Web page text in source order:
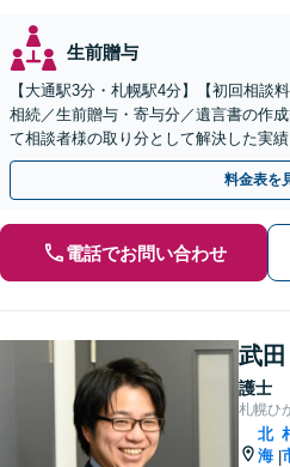
生前贈与
【大通駅3分・札幌駅4分】【初回相談
相続／生前贈与・寄与分／遺言書の作
て相談者様の取り分として解決した実
に対応し相談者様の目指す解決に向け
料金表を
電話でお問い合わせ
武
護士
札幌ひ
北
海 |